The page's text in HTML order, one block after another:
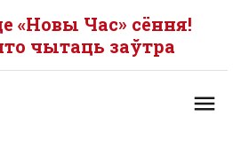
«Новы Час» сёння!
чытаць заўтра